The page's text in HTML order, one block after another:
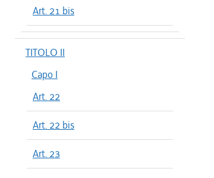
Art. 21 bis
TITOLO II
Capo I
Art. 22
Art. 22 bis
Art. 23